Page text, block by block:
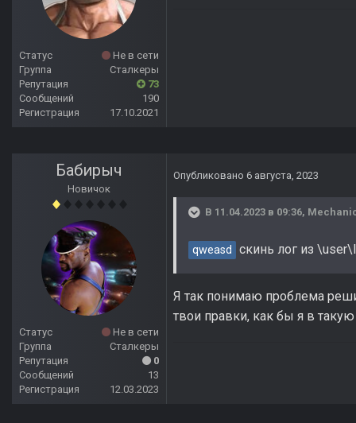
Статус
Не в сети
Группа
Сталкеры
Репутация
73
Сообщений
190
Регистрация
17.10.2021
Бабирыч
Новичок
Статус
Не в сети
Группа
Сталкеры
Репутация
0
Сообщений
13
Регистрация
12.03.2023
Опубликовано 6 августа, 2023
В 11.04.2023 в 09:36,
qweasd скинь лог из
Я так понимаю проблема
твои правки, как бы я в